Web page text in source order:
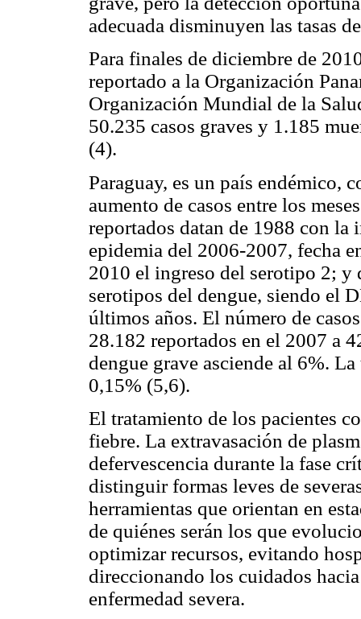
adecuada disminuyen las tasas
Para finales de diciembre de
reportado a la Organización
Organización Mundial de la
50.235 casos graves y 1.185
(4).
Paraguay, es un país endémico,
aumento de casos entre los
reportados datan de 1988 con
epidemia del 2006-2007, fecha
2010 el ingreso del serotipo 2; y
serotipos del dengue, siendo el
últimos años. El número de
28.182 reportados en el 2007 a
dengue grave asciende al 6%.
0,15% (5,6).
El tratamiento de los pacientes
fiebre. La extravasación de
defervescencia durante la fase
distinguir formas leves de
herramientas que orientan en
de quiénes serán los que
optimizar recursos, evitando
direccionando los cuidados
enfermedad severa.